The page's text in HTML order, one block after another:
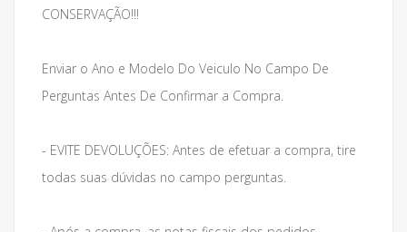
CONSERVAÇÃO!!!
Enviar o Ano e Modelo Do Veiculo No Campo De
Perguntas Antes De Confirmar a Compra.
- EVITE DEVOLUÇÕES: Antes de efetuar a compra, tire
todas suas dúvidas no campo perguntas.